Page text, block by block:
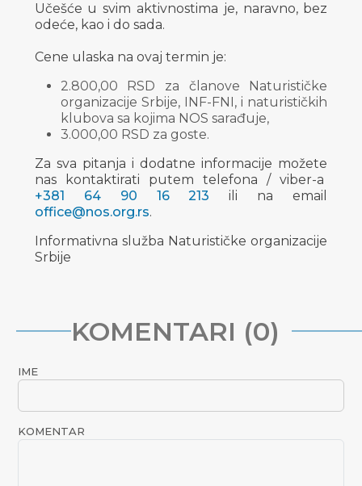
Učešće u svim aktivnostima je, naravno, bez
odeće, kao i do sada.
Cene ulaska na ovaj termin je:
2.800,00 RSD za članove Naturističke
organizacije Srbije, INF-FNI, i naturističkih
klubova sa kojima NOS sarađuje,
3.000,00 RSD za goste.
Za sva pitanja i dodatne informacije možete
nas kontaktirati putem telefona / viber-a
+381 64 90 16 213 ili na email
office@nos.org.rs.
Informativna služba Naturističke organizacije
Srbije
KOMENTARI (0)
IME
KOMENTAR